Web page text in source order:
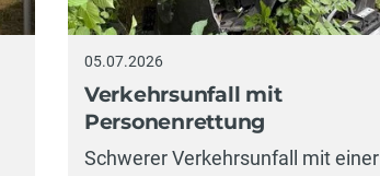
05.07.2026
Verkehrsunfall mit
Personenrettung
Schwerer Verkehrsunfall mit einer